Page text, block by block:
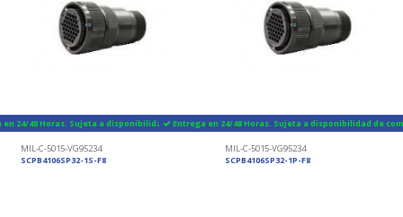
24/48 Horas. Sujeta a disponibilidad de componentes
MIL-C-5015-VG95234
SCPB4106SP32-1S-F8
Entrega en 24/48 Horas. Sujeta a disponibilidad de
MIL-C-5015-VG95234
SCPB4106SP32-1P-F8